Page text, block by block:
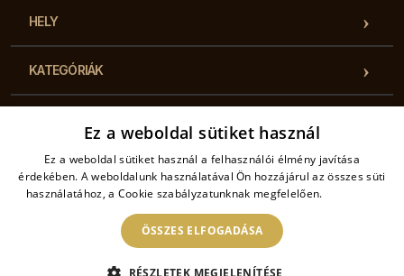
HELY
KATEGÓRIÁK
KAPCSOLAT
Ez a weboldal sütiket használ
Ez a weboldal sütiket használ a felhasználói élmény javítása
érdekében. A weboldalunk használatával Ön hozzájárul az összes süti
használatához, a Cookie szabályzatunknak megfelelően.
ÖSSZES ELFOGADÁSA
RÉSZLETEK MEGJELENÍTÉSE